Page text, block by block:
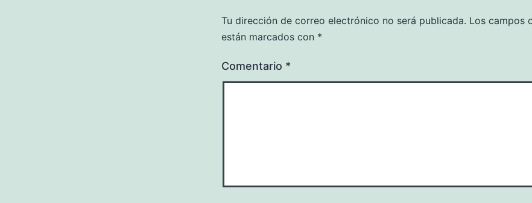
Tu dirección de correo electrónico no será publicada. Los campos
están marcados con *
Comentario *